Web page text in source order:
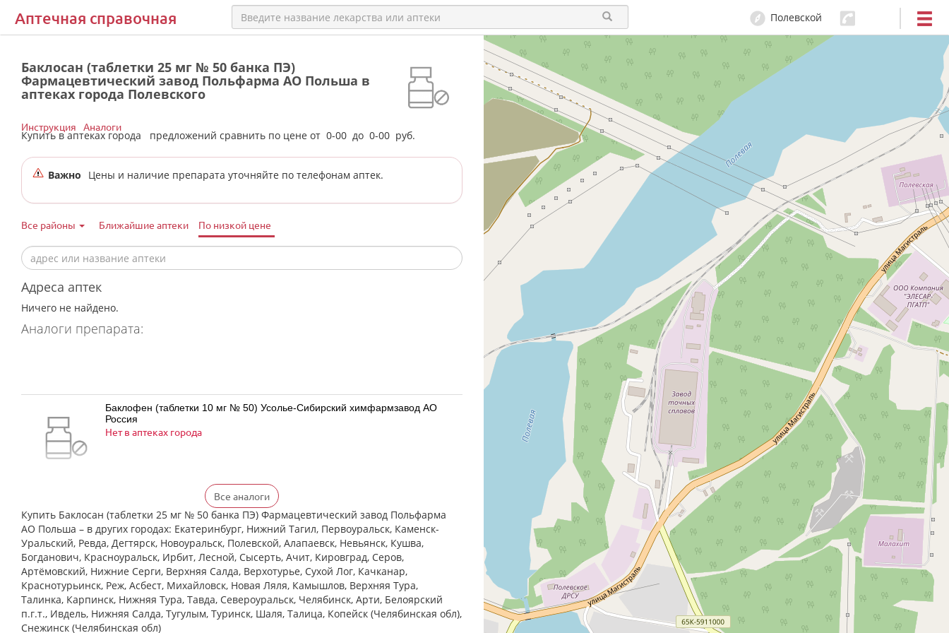
Аптечная справочная Полевской
Баклосан (таблетки 25 мг № 50 банка ПЭ)
Фармацевтический завод Польфарма АО Польша в
аптеках города Полевского
Купить в аптеках города предложений сравнить по цене от 0-00 до 0-00 руб.
Инструкция Аналоги
Важно Цены и наличие препарата уточняйте по телефонам аптек.
Все районы Ближайшие аптеки По низкой цене
Адреса аптек
Ничего не найдено.
Аналоги препарата:
Баклофен (таблетки 10 мг № 50) Усолье-Сибирский химфармзавод АО
Россия
Нет в аптеках города
Баклофен (таблетки 25 мг № 50) Усолье-Сибирский химфармзавод АО
Россия
Нет в аптеках города
Баклосан (таблетки 10 мг № 50 банка ПЭ) Фармацевтический завод
Польфарма АО Польша
Нет в аптеках города
Все аналоги
Купить Баклосан (таблетки 25 мг № 50 банка ПЭ) Фармацевтический завод Польфарма
АО Польша – в других городах: Екатеринбург, Нижний Тагил, Первоуральск, Каменск-
Уральский, Ревда, Дегтярск, Новоуральск, Полевской, Алапаевск, Невьянск, Кушва,
Богданович, Красноуральск, Ирбит, Лесной, Сысерть, Ачит, Кировград, Серов,
Артёмовский, Нижние Cерги, Верхняя Салда, Верхотурье, Сухой Лог, Качканар,
Краснотурьинск, Реж, Асбест, Михайловск, Новая Ляля, Камышлов, Верхняя Тура,
Талинка, Карпинск, Нижняя Тура, Тавда, Североуральск, Челябинск, Арти, Белоярский
п.г.т., Ивдель, Нижняя Салда, Тугулым, Туринск, Шаля, Талица, Копейск (Челябинская обл),
Снежинск (Челябинская обл)